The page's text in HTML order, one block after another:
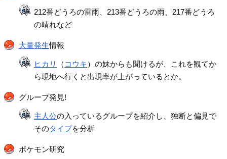
212番どうろの雷雨、213番どうろの雨、217番どうろ
の晴れなど
大量発生情報
ヒカリ （ コウキ）の妹からも聞けるが、これを観てか
ら現地へ行くと出現率が上がっているとか。
グループ発見!
主人公の入っているグループを紹介し、独断と偏見で
そのタイプを分析
ポケモン研究